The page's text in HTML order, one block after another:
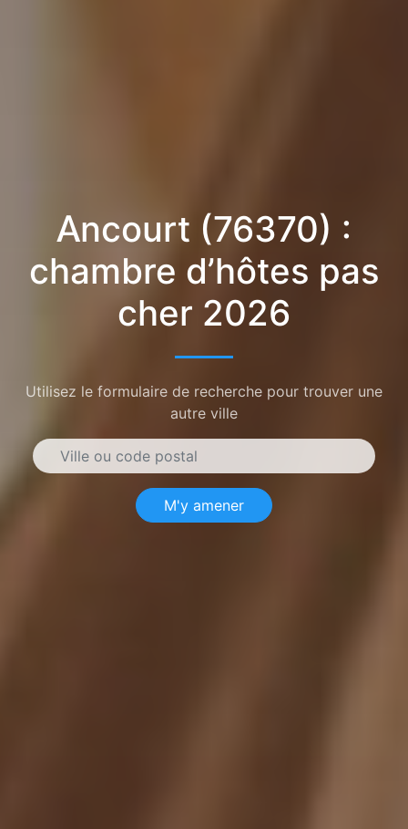
Ancourt (76370) :
chambre d’hôtes pas
cher 2026
Utilisez le formulaire de recherche pour trouver une
autre ville
M'y amener